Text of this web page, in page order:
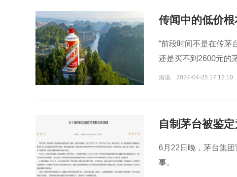
传闻中的低价
​“前段时间不是在传茅
还是买不到2600元的
酒说 2024-04-25 17:12:10
自制茅台被鉴
6月22日晚，茅台集团
事。